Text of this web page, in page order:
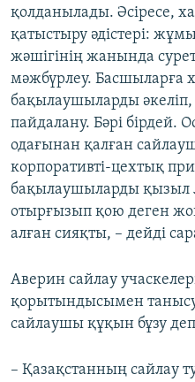
қолданылады. Әсіресе,
қатыстыру әдістері:
жәшігінің жанында
мәжбүрлеу. Басшыларға
бақылаушыларды әкеліп,
пайдалану. Бәрі бірдей.
одағынан қалған
корпоративті-цехтық
бақылаушыларды қызыл
отырғызып қою деген
алған сияқты, – дейді
Аверин сайлау
қорытындысымен
сайлаушы құқын бұзу
– Қазақстанның сайлау